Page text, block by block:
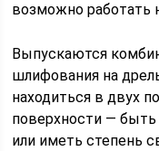
возможно работать
Выпускаются
шлифования на
находиться в двух
поверхности —
или иметь степень